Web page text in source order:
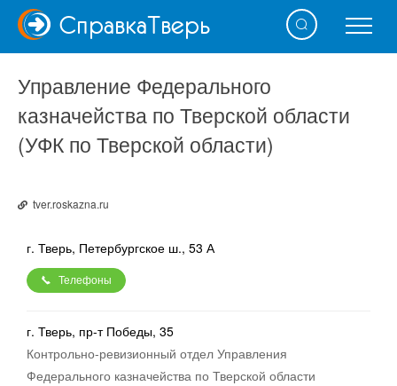
СправкаТверь
Управление Федерального
казначейства по Тверской области
(УФК по Тверской области)
tver.roskazna.ru
г. Тверь, Петербургское ш., 53 А
Телефоны
г. Тверь, пр-т Победы, 35
Контрольно-ревизионный отдел Управления
Федерального казначейства по Тверской области